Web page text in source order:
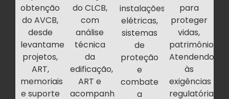
obtenção
do AVCB,
desde
levantamento,
projetos,
ART,
memoriais
e suporte
do CLCB,
com
análise
técnica
da
edificação,
ART e
acompanhamento
instalações
elétricas,
sistemas
de
proteção
e
combate
a
para
proteger
vidas,
patrimônios.
Atendendo
às
exigências
regulatórias